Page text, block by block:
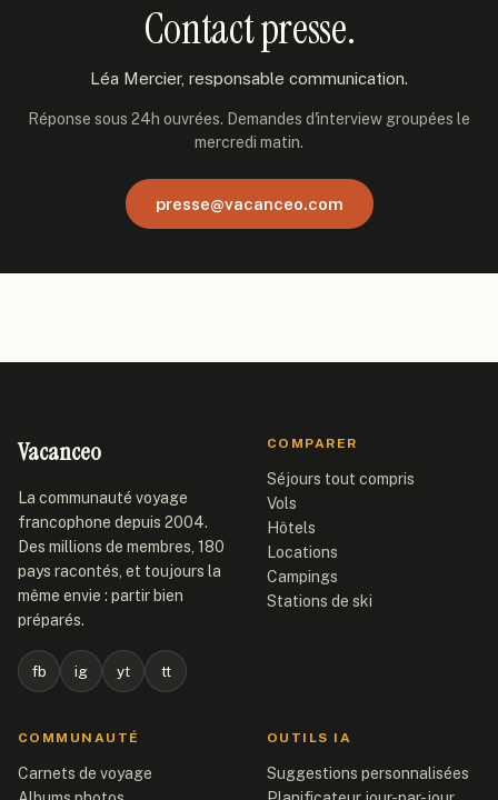
Contact presse.
Léa Mercier, responsable communication.
Réponse sous 24h ouvrées. Demandes d'interview groupées le
mercredi matin.
presse@vacanceo.com
Vacanceo
La communauté voyage
francophone depuis 2004.
Des millions de membres, 180
pays racontés, et toujours la
même envie : partir bien
préparés.
fb ig yt tt
COMPARER
Séjours tout compris
Vols
Hôtels
Locations
Campings
Stations de ski
COMMUNAUTÉ
Carnets de voyage
OUTILS IA
Suggestions personnalisées